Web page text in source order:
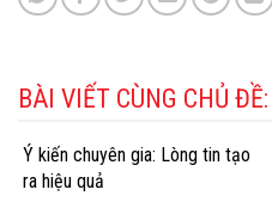
BÀI VIẾT CÙNG CHỦ ĐỀ:
Ý kiến chuyên gia: Lòng tin tạo
ra hiệu quả